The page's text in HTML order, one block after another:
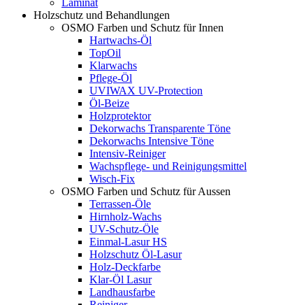
Laminat
Holzschutz und Behandlungen
OSMO Farben und Schutz für Innen
Hartwachs-Öl
TopOil
Klarwachs
Pflege-Öl
UVIWAX UV-Protection
Öl-Beize
Holzprotektor
Dekorwachs Transparente Töne
Dekorwachs Intensive Töne
Intensiv-Reiniger
Wachspflege- und Reinigungsmittel
Wisch-Fix
OSMO Farben und Schutz für Aussen
Terrassen-Öle
Hirnholz-Wachs
UV-Schutz-Öle
Einmal-Lasur HS
Holzschutz Öl-Lasur
Holz-Deckfarbe
Klar-Öl Lasur
Landhausfarbe